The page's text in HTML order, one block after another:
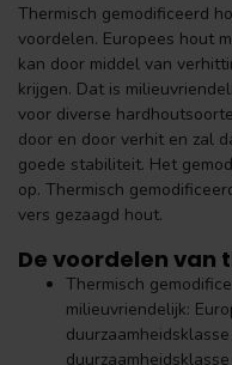
Thermisch gemodificeerd
voordelen. Europees hout
kan door middel van
krijgen. Dat is
voor diverse
door en door verhit en zal
goede stabiliteit. Het
op. Thermisch
vers gezaagd hout.
De voordelen van
Thermisch
milieuvriendelijk: